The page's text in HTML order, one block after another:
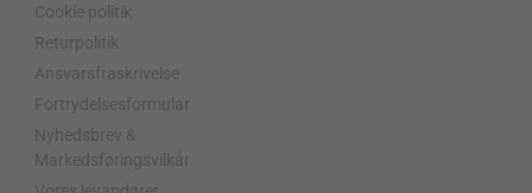
Cookie politik
Returpolitik
Ansvarsfraskrivelse
Fortrydelsesformular
Nyhedsbrev &
Markedsføringsvilkår